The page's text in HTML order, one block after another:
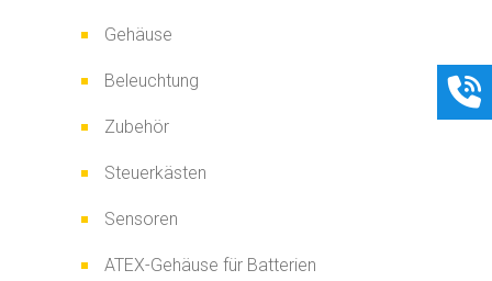
Gehäuse
Beleuchtung
Zubehör
Steuerkästen
Sensoren
ATEX-Gehäuse für Batterien